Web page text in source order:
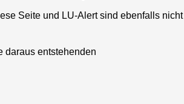
Seite und LU-Alert sind ebenfalls nicht
daraus entstehenden